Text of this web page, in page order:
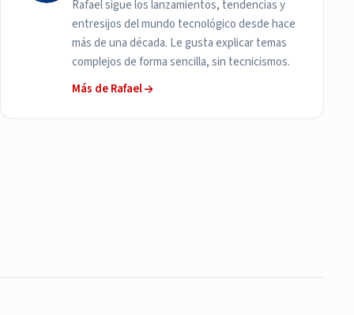
Rafael sigue los lanzamientos, tendencias y
entresijos del mundo tecnológico desde hace
más de una década. Le gusta explicar temas
complejos de forma sencilla, sin tecnicismos.
Más de Rafael